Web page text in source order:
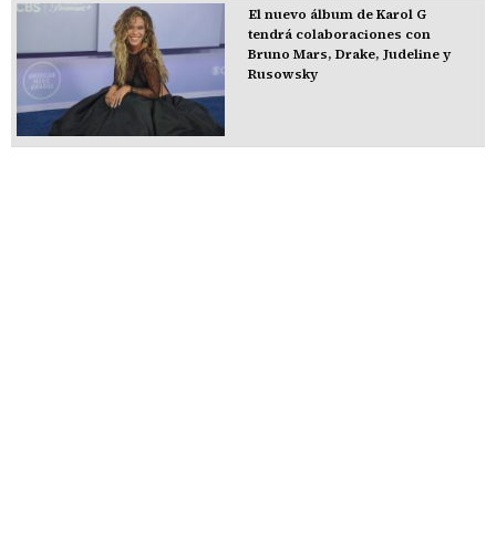
El nuevo álbum de Karol G
tendrá colaboraciones con
Bruno Mars, Drake, Judeline y
Rusowsky